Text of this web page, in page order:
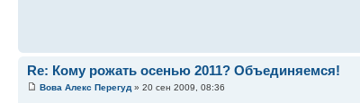
Re: Кому рожать осенью 2011? Объединяемся!
Вова Алекс Перегуд» 20 сен 2009, 08:36